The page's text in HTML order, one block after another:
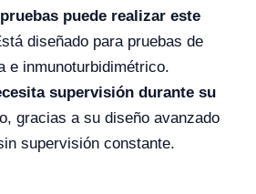
puede realizar este
diseñado para pruebas de
e inmunoturbidimétrico.
supervisión durante su
gracias a su diseño avanzado
supervisión constante.